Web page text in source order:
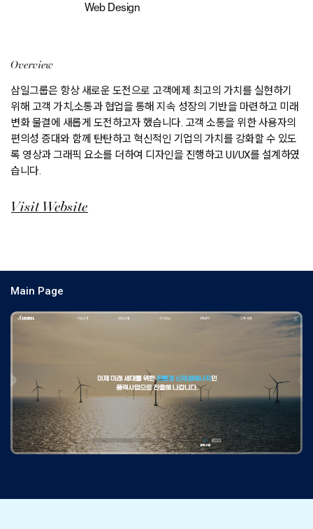
Web Design
Overview
삼일그룹은 항상 새로운 도전으로 고객에제 최고의 가치를 실현하기
위해 고객 가치,소통과 협업을 통해 지속 성장의 기반을 마련하고 미래
변화 물결에 새롭게 도전하고자 했습니다. 고객 소통을 위한 사용자의
편의성 증대와 함께 탄탄하고 혁신적인 기업의 가치를 강화할 수 있도
록 영상과 그래픽 요소를 더하여 디자인을 진행하고 UI/UX를 설계하였
습니다.
Visit Website
Main Page